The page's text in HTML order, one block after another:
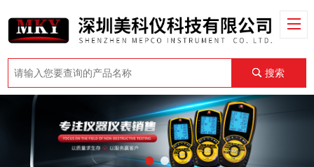
搜索